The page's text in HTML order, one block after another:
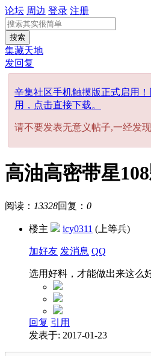
论坛 周边 登录 注册
搜索
集藏天地
发回复
辛集社区手机触摸版正式启用
用，点击直接下载。
请不要发表无意义帖子,一经发
高油高密带星
阅读： 13328回复： 0
楼主 icy0311 (上等兵)
加好友 发消息 QQ
选用好料，才能做出来这么
回复 引用
发表于: 2017-01-23